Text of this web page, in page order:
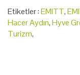
Etiketler :EMITT,
Hacer Aydın,Hyve
Turizm,